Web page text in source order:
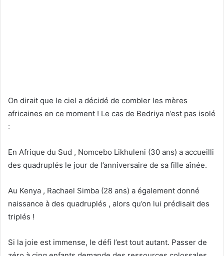
On dirait que le ciel a décidé de combler les mères
africaines en ce moment ! Le cas de Bedriya n’est pas isolé
:
En Afrique du Sud , Nomcebo Likhuleni (30 ans) a accueilli
des quadruplés le jour de l’anniversaire de sa fille aînée.
Au Kenya , Rachael Simba (28 ans) a également donné
naissance à des quadruplés , alors qu’on lui prédisait des
triplés !
Si la joie est immense, le défi l’est tout autant. Passer de